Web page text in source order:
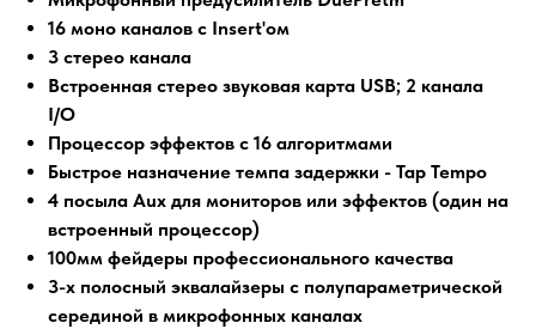
16 моно каналов с Insert'ом
3 стерео канала
Встроенная стерео звуковая карта USB; 2 канала
I/O
Процессор эффектов с 16 алгоритмами
Быстрое назначение темпа задержки - Tap Tempo
4 посыла Aux для мониторов или эффектов (один на
встроенный процессор)
100мм фейдеры профессионального качества
3-х полосный эквалайзеры с полупараметрической
серединой в микрофонных каналах